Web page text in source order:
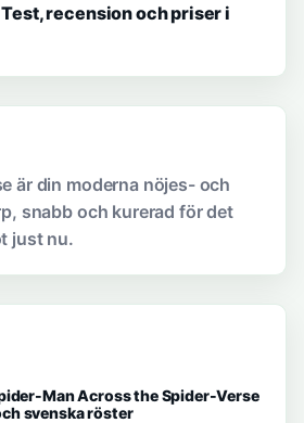
recension och priser i
är din moderna nöjes- och
snabb och kurerad för det
just nu.
Man Across the Spider-Verse
svenska röster